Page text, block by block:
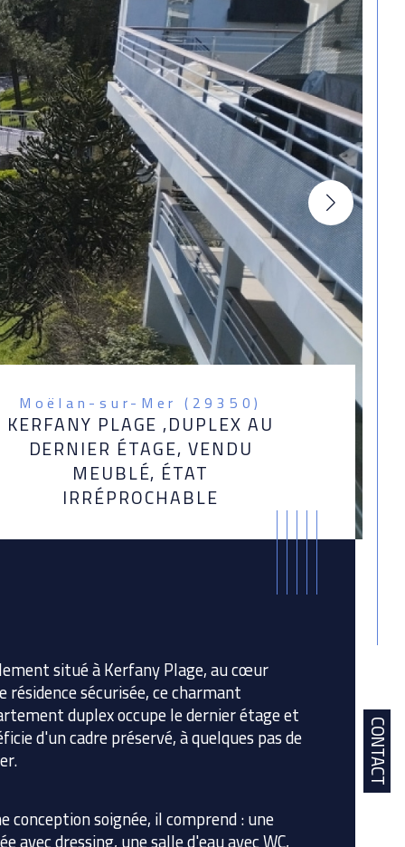
CONTACT
Moëlan-sur-Mer (29350)
KERFANY PLAGE ,DUPLEX AU
DERNIER ÉTAGE, VENDU
MEUBLÉ, ÉTAT
IRRÉPROCHABLE
situé à Kerfany Plage, au cœur
résidence sécurisée, ce charmant
duplex occupe le dernier étage et
d'un cadre préservé, à quelques pas de
conception soignée, il comprend : une